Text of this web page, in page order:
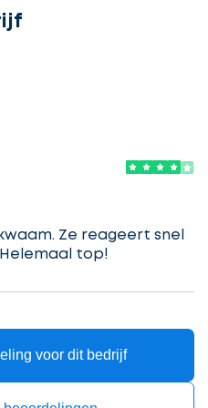
Ze reageert snel
top!
voor dit bedrijf